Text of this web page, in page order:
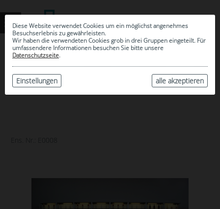
Diese Website verwendet Cookies um ein möglichst angenehmes
Besuchserlebnis zu gewährleisten.
Wir haben die verwendeten Cookies grob in drei Gruppen eingeteilt. Für
umfassendere Informationen besuchen Sie bitte unsere
Datenschutzseite.
alle akzeptieren
Einstellungen
ARCHIV